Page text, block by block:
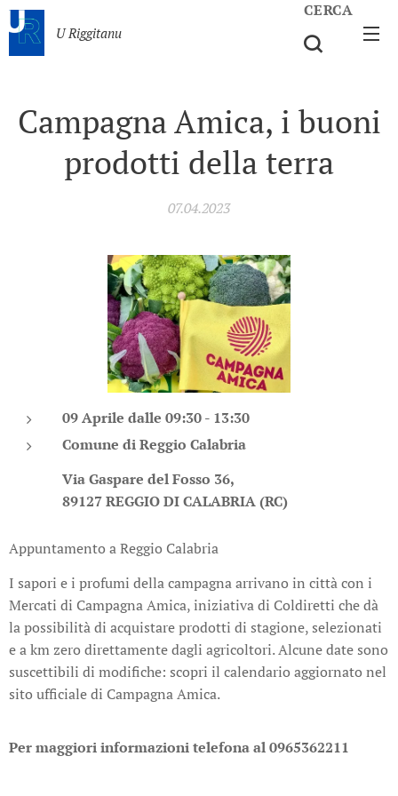
U Riggitanu
CERCA
Campagna Amica, i buoni
prodotti della terra
07.04.2023
09 Aprile dalle 09:30 - 13:30
Comune di Reggio Calabria
Via Gaspare del Fosso 36,
89127 REGGIO DI CALABRIA (RC)
Appuntamento a Reggio Calabria
I sapori e i profumi della campagna arrivano in città con i
Mercati di Campagna Amica, iniziativa di Coldiretti che dà
la possibilità di acquistare prodotti di stagione, selezionati
e a km zero direttamente dagli agricoltori. Alcune date sono
suscettibili di modifiche: scopri il calendario aggiornato nel
sito ufficiale di Campagna Amica.
Per maggiori informazioni telefona al 0965362211